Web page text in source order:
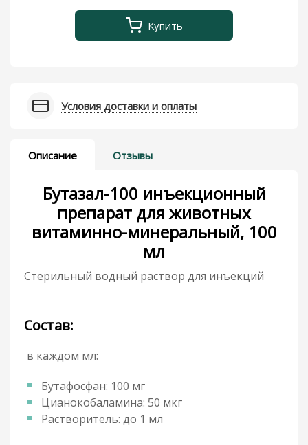
Купить
Условия доставки и оплаты
Описание Отзывы
Бутазал-100 инъекционный
препарат для животных
витаминно-минеральный, 100
мл
Стерильный водный раствор для инъекций
Состав:
в каждом мл:
Бутафосфан: 100 мг
Цианокобаламина: 50 мкг
Растворитель: до 1 мл